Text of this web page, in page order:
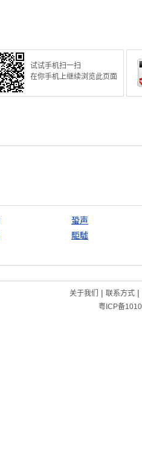
试试手机扫一扫
在你手机上继续浏览此页面
蛩声
駏驉
关于我们 | 联系方式|
粤ICP备